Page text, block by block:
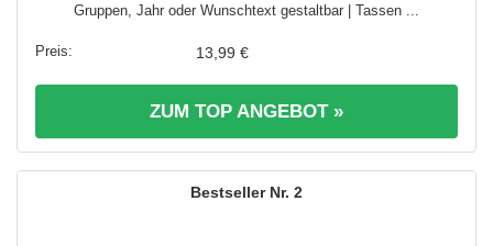
Gruppen, Jahr oder Wunschtext gestaltbar | Tassen ...
13,99 €
ZUM TOP ANGEBOT »
2